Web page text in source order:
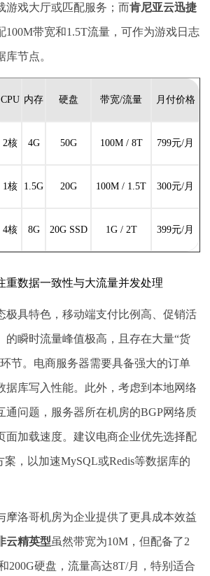
游戏大厅或匹配服务；而肯尼亚云迅捷
100M带宽和1.5T流量，可作为游戏日志
节点。
CPU 内存 硬盘 带宽/流量 月付价格
2核 4G 50G 100M / 8T 799元/月
1核 1.5G 20G 100M / 1.5T 300元/月
4核 8G 20G SSD 1G / 2T 399元/月
重数据一致性与大流量并发处理
极具特色，移动端支付比例高、促销活
的瞬时流量峰值极高，且存在大量“货
节。电商服务器需要具备强大的订单
据库写入性能。此外，考虑到本地网络
通问题，服务器所在机房的BGP网络质
面加载速度。建议电商企业优先选择配
案，以加速MySQL或Redis等数据库的
摩洛哥机房为企业提供了更具成本效益
云精英型虽然带宽为10M，但配备了2
200G硬盘，流量高达8T/月，特别适合